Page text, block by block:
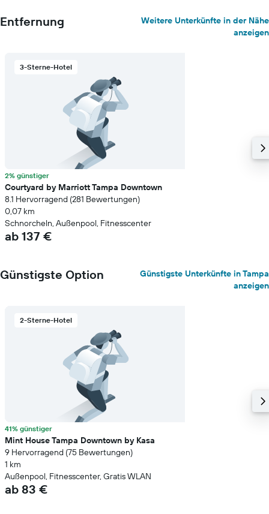
Entfernung
Weitere Unterkünfte in der Nähe
anzeigen
3-Sterne-Hotel
2% günstiger
Courtyard by Marriott Tampa Downtown
8.1 Hervorragend (281 Bewertungen)
0,07 km
Schnorcheln, Außenpool, Fitnesscenter
ab 137 €
Günstigste Option
Günstigste Unterkünfte in Tampa
anzeigen
2-Sterne-Hotel
41% günstiger
Mint House Tampa Downtown by Kasa
9 Hervorragend (75 Bewertungen)
1 km
Außenpool, Fitnesscenter, Gratis WLAN
ab 83 €